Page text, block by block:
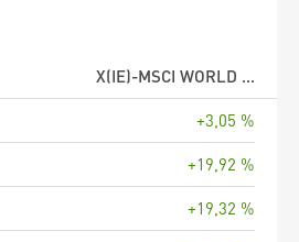
X(IE)-MSCI WORLD ...
+3,05 %
+19,92 %
+19,32 %